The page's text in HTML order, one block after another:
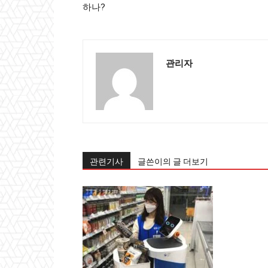
하나?
관리자
관련기사 글쓴이의 글 더보기